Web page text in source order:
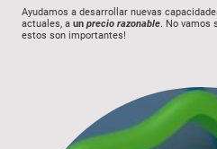
Ayudamos a desarrollar nuevas
actuales, a un precio razonable. No vamos
estos son importantes!